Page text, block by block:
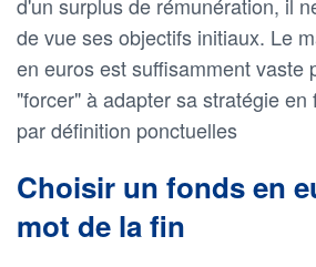
d'un surplus de rémunération, il
de vue ses objectifs initiaux. Le
en euros est suffisamment vaste
"forcer" à adapter sa stratégie en
par définition ponctuelles
Choisir un fonds en
mot de la fin